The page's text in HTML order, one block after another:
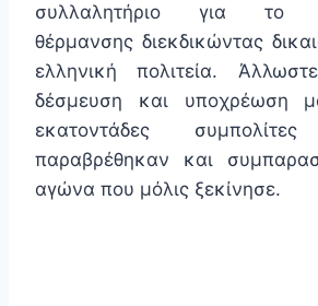
συλλαλητήριο για το
θέρμανσης διεκδικώντας
ελληνική πολιτεία.
δέσμευση και υποχρέωση
εκατοντάδες
παραβρέθηκαν και
αγώνα που μόλις ξεκίνησε.